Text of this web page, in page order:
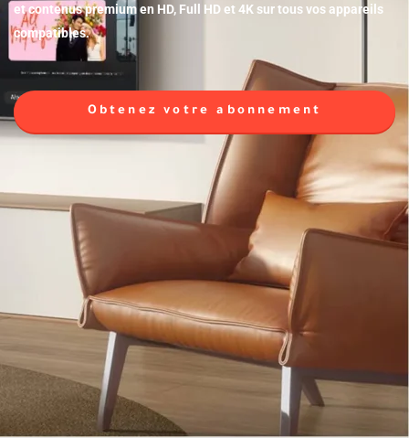
et contenus premium en HD, Full HD et 4K sur tous vos appareils
compatibles.
Obtenez votre abonnement